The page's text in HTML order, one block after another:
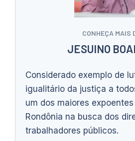
CONHEÇA MAIS
JESUINO
Considerado exemplo de
igualitário da justiça a
um dos maiores
Rondônia na busca dos
trabalhadores públicos.